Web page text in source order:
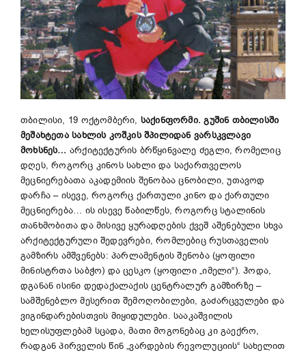
თბილისი, 19 ოქტომბერი, საქინფორმი.გუშინ თბილისში
მეშახტეთა სახლის კოშკის შპილიდან ვარსკვლავი
მოხსნეს… არქიტექტურის ბრწყინვალე ძეგლი, რომელიც
დღეს, როგორც კინოს სახლი და საქართველოს
მეცნიერებათა აკადემიის შენობაა ცნობილი, უთავოდ
დარჩა – ისევე, როგორც ქართული კინო და ქართული
მეცნიერება… ის ისევე წაბილწეს, როგორც სტალინის
თანხმობითა და მისივე ყურადღების ქვეშ აშენებული სხვა
არქიტექტურული შედევრები, რომლებიც რუსთაველის
გამზირს ამშვენებს: პარლამენტის შენობა (ყოფილი
მინისტრთა საბჭო) და ცესკო (ყოფილი „იმელი“). ჰოდა,
დგანან ისინი დედაქალაქის ცენტრალურ გამზირზე –
სამშენებლო მესერით შემოღობილები, გაძარცვულები და
ვიგინდარებისთვის მიყიდულები. სააკაშვილის
ხელისუფლებამ სცადა, მათი მოგონებაც კი გაექრო,
რადგან პირველის წინ „ვარდების რევოლუციის“ სახელით